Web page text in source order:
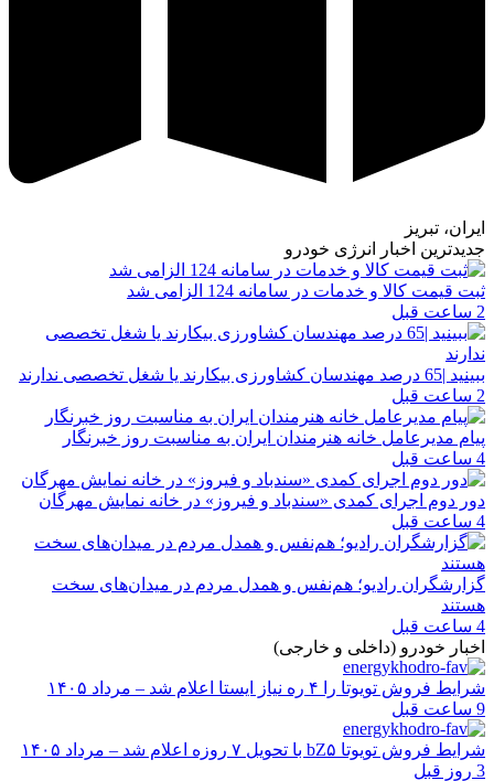
ایران، تبریز
جدیدترین اخبار انرژی خودرو
ثبت قیمت کالا و خدمات در سامانه 124 الزامی شد
2 ساعت قبل
ببینید |65 درصد مهندسان کشاورزی بیکارند یا شغل تخصصی ندارند
2 ساعت قبل
پیام مدیرعامل خانه هنرمندان ایران به مناسبت روز خبرنگار
4 ساعت قبل
دور دوم اجرای کمدی «سندباد و فیروز» در خانه نمایش مهرگان
4 ساعت قبل
گزارشگران رادیو؛ هم‌نفس و همدل مردم در میدان‌های سخت
هستند
4 ساعت قبل
اخبار خودرو (داخلی و خارجی)
شرایط فروش تویوتا را ۴ ره نیاز ایستا اعلام شد – مرداد ۱۴۰۵
9 ساعت قبل
شرایط فروش تویوتا bZ۵ با تحویل ۷ روزه اعلام شد – مرداد ۱۴۰۵
3 روز قبل